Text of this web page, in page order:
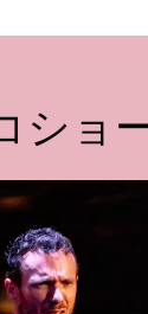
ショ